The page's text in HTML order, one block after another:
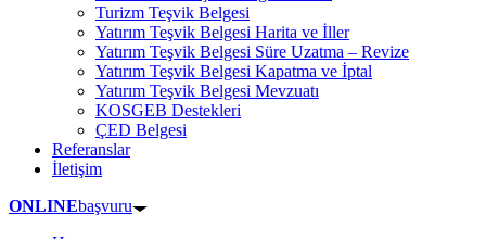
Turizm Teşvik Belgesi
Yatırım Teşvik Belgesi Harita ve İller
Yatırım Teşvik Belgesi Süre Uzatma – Revize
Yatırım Teşvik Belgesi Kapatma ve İptal
Yatırım Teşvik Belgesi Mevzuatı
KOSGEB Destekleri
ÇED Belgesi
Referanslar
İletişim
ONLINEbaşvuru